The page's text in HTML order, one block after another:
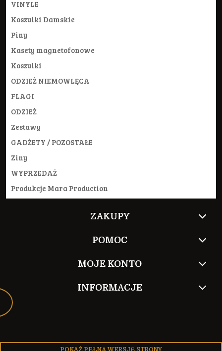
VINYLE
Koszulki Damskie
Piny
Kasety magnetofonowe
Koszulki
ODZIEŻ NIEMOWLĘCA
FLAGI
ODZIEŻ
Zestawy
GADŻETY / POZOSTAŁE
Ziny
WYPRZEDAŻ
Produkcje Mara Production
ZAKUPY
POMOC
MOJE KONTO
INFORMACJE
POKAŻ PEŁNĄ WERSJĘ STRONY